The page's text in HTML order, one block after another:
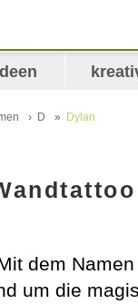
D Dylan
dem Namen
um die